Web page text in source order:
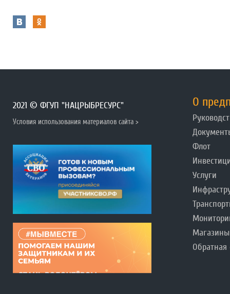
2021 © ФГУП "НАЦРЫБРЕСУРС"
Условия использования материалов сайта >
О
Флот
Услуги
Магазины
Обратная